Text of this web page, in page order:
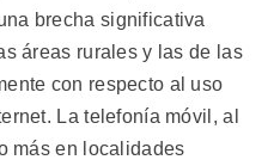
brecha significativa
áreas rurales y las de las
con respecto al uso
La telefonía móvil, al
más en localidades